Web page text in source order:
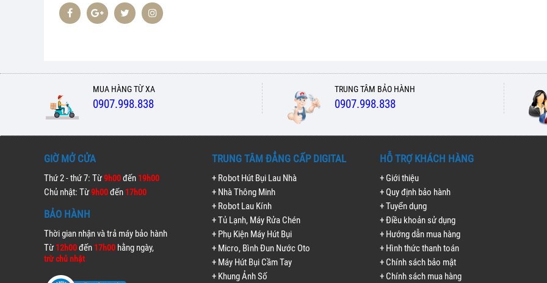
MUA HÀNG TỪ XA
0907.998.838
TRUNG TÂM BẢO HÀNH
0907.998.838
GIỜ MỞ CỬA
Thứ 2 - thứ 7: Từ9h00đến 19h00
Chủ nhật: Từ9h00đến 17h00
BẢO HÀNH
Thời gian nhận và trả máy bảo hành
Từ12h00đến 17h00 hằng ngày,
trừ chủ nhật
TRUNG TÂM ĐẲNG CẤP DIGITAL
+ Robot Hút Bụi Lau Nhà
+ Nhà Thông Minh
+ Robot Lau Kính
+ Tủ Lạnh, Máy Rửa Chén
+ Phụ Kiện Máy Hút Bụi
+ Micro, Bình Đun Nước Oto
+ Máy Hút Bụi Cầm Tay
+ Khung Ảnh Số
HỖ TRỢ KHÁCH HÀNG
+ Giới thiệu
+ Quy định bảo hành
+ Tuyển dụng
+ Điều khoản sử dụng
+ Hướng dẫn mua hàng
+ Hình thức thanh toán
+ Chính sách bảo mật
+ Chính sách mua hàng